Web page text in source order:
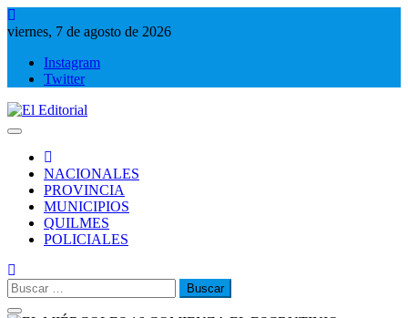
Saltar
al
viernes, 7 de agosto de 2026
Instagram
Twitter
NACIONALES
PROVINCIA
MUNICIPIOS
QUILMES
POLICIALES
Buscar: